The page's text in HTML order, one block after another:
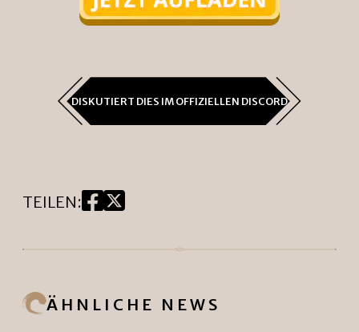
DISKUTIERT DIES IM OFFIZIELLEN DISCORD
TEILEN:
ÄHNLICHE NEWS